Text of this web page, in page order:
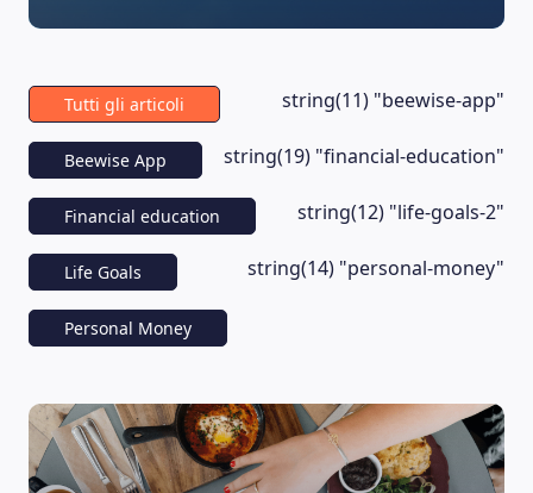
Tutti gli articoli string(11) "beewise-app"
Beewise App string(19) "financial-education"
Financial education string(12) "life-goals-2"
Life Goals string(14) "personal-money"
Personal Money